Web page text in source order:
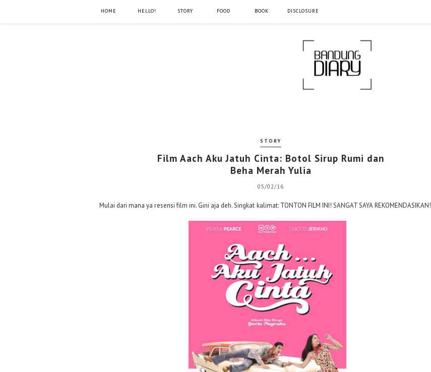
HOME HELLO! STORY FOOD BOOK DISCLOSURE
STORY
Film Aach Aku Jatuh Cinta: Botol Sirup Rumi dan
Beha Merah Yulia
05/02/16
Mulai dari mana ya resensi film ini. Gini aja deh. Singkat kalimat: TONTON FILM INI! SANGAT SAYA REKOMENDASIKAN!